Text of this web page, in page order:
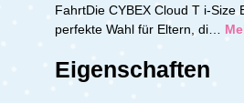
FahrtDie CYBEX Cloud T i-Size
perfekte Wahl für Eltern, di…
Eigenschaften